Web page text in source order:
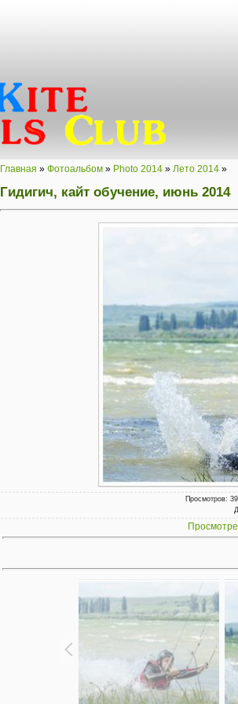
Главная » Фотоальбом » Photo 2014 » Лето 2014 »
Гидигич, кайт обучение, июнь 2014
Просмотров: